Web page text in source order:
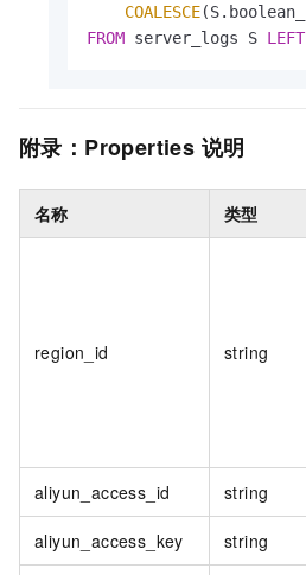
COALESCE
FROM server_logs S LEFT
附录：Properties 说明
名称 类型
region_id string
aliyun_access_id string
aliyun_access_key string